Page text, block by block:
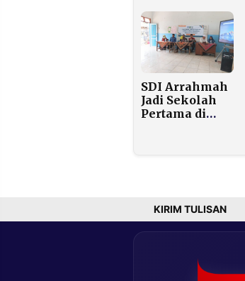
Rampung
Sebulan dan
Hunian Tetap
70 Meter
Persegi
Dibangun
SDI Arrahmah
Jadi Sekolah
Pertama di
KIRIM TULISAN